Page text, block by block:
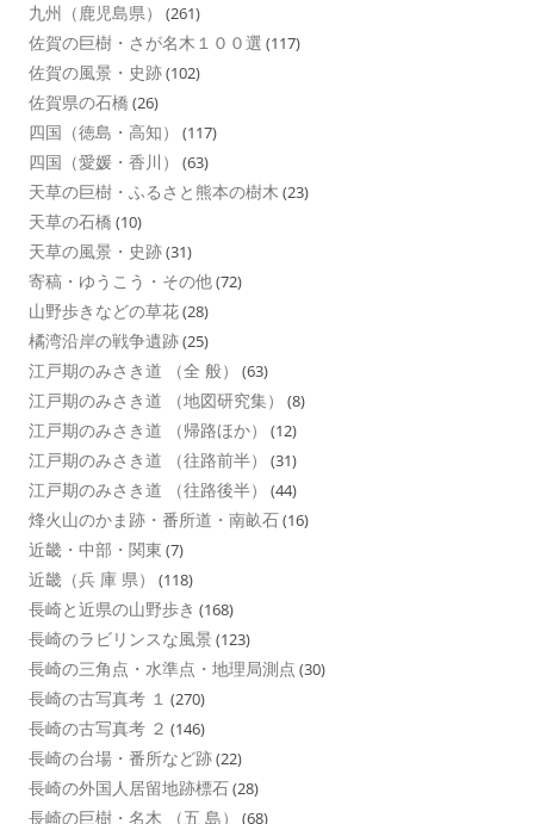
九州（鹿児島県） (261)
佐賀の巨樹・さが名木１００選 (117)
佐賀の風景・史跡(102)
佐賀県の石橋 (26)
四国（徳島・高知） (117)
四国（愛媛・香川） (63)
天草の巨樹・ふるさと熊本の樹木 (23)
天草の石橋 (10)
天草の風景・史跡(31)
寄稿・ゆうこう・その他(72)
山野歩きなどの草花(28)
橘湾沿岸の戦争遺跡(25)
江戸期のみさき道 （全 般） (63)
江戸期のみさき道 （地図研究集） (8)
江戸期のみさき道 （帰路ほか） (12)
江戸期のみさき道 （往路前半） (31)
江戸期のみさき道 （往路後半） (44)
烽火山のかま跡・番所道・南畝石(16)
近畿・中部・関東 (7)
近畿（兵 庫 県） (118)
長崎と近県の山野歩き (168)
長崎のラビリンスな風景 (123)
長崎の三角点・水準点・地理局測点 (30)
長崎の古写真考 １ (270)
長崎の古写真考 ２ (146)
長崎の台場・番所など跡(22)
長崎の外国人居留地跡標石(28)
長崎の巨樹・名木 （五 島） (68)